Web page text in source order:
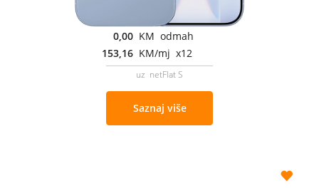
0,00 KM odmah
153,16 KM/mj x12
uz netFlat S
Saznaj više